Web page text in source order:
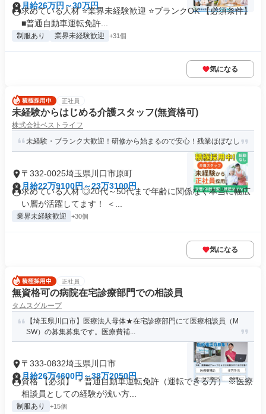
月給26万円～30万円
求めている人材 ⭐業界未経験歓迎 ⭐ブランクOK 【必須条件】
■普通自動車運転免許...
制服あり 業界未経験歓迎 +31個
気になる
正社員
未経験からはじめる介護スタッフ(無資格可)
株式会社ベストライフ
未経験・ブランク大歓迎！研修から始まるので安心！残業ほぼなし
〒332-0025埼玉県川口市原町
月給22万9100円～23万3100円
求めている人材 ◎20代～50代まで年齢に関係なく本当に幅広
い層が活躍してます！ ＜...
業界未経験歓迎 +30個
気になる
正社員
無資格可の病院在宅診療部門での相談員
タムスグループ
【埼玉県川口市】医療法人母体★在宅診療部門にて医療相談員（M
SW）の募集募集です。医療費補...
〒333-0832埼玉県川口市
月給26万4600円～38万2050円
資格 【必須】 ＊普通自動車運転免許（運転できる方） ※医療
相談員としての経験が浅い方...
制服あり +15個